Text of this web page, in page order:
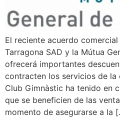
El reciente acuerdo
Tarragona SAD y la Mútua
ofrecerá importantes
contracten los servicios de la
Club Gimnàstic ha tenido en
que se beneficien de las
momento de asegurarse a la